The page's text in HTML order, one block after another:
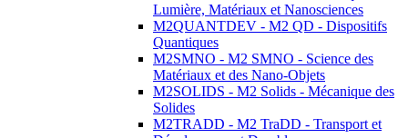
Lumière, Matériaux et Nanosciences
M2QUANTDEV - M2 QD - Dispositifs
Quantiques
M2SMNO - M2 SMNO - Science des
Matériaux et des Nano-Objets
M2SOLIDS - M2 Solids - Mécanique des
Solides
M2TRADD - M2 TraDD - Transport et